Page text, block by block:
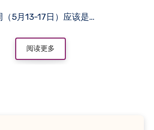
（5月13-17日）应该是…
阅读更多